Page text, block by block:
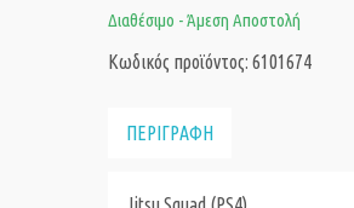
Διαθέσιμο - Άμεση Αποστολή
Κωδικός προϊόντος: 6101674
ΠΕΡΙΓΡΑΦΗ